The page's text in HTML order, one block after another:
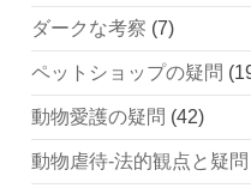
ダークな考察 (7)
ペットショップの疑問
動物愛護の疑問 (42)
動物虐待-法的観点と疑問